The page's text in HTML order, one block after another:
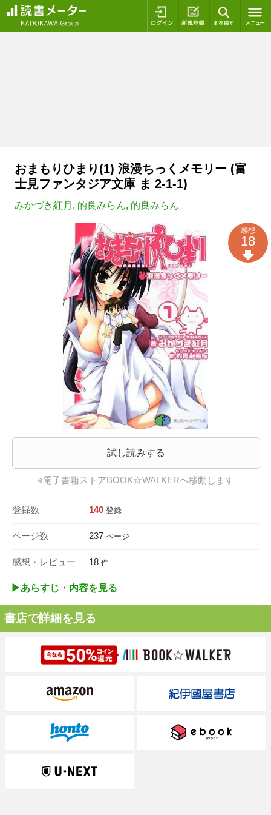
ログイン 新規登録
おまもりひまり(1) 浪漫ちっくメモリー (富
士見ファンタジア文庫 ま 2-1-1)
みかづき紅月 , 的良みらん, 的良みらん
試し読みする
※電子書籍ストアBOOK☆WALKERへ移動します
登録数 140 登録
ページ数 237 ページ
感想・レビュー 18 件
感想
18
▶︎あらすじ・内容を見る
書店で詳細を見る